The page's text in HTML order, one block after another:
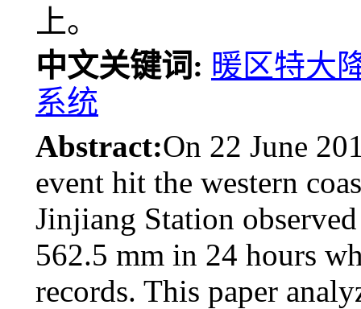
上。
中文关键词: 暖区特大
系统
Abstract:On 22 June
event hit the western
Jinjiang Station
562.5 mm in 24 hours
records. This paper